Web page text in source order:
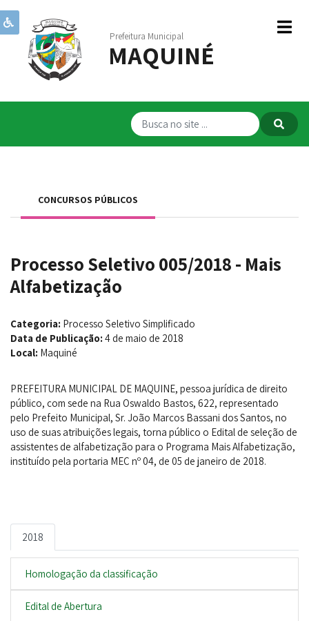
Prefeitura Municipal
MAQUINÉ
Institucional
Governo
Serviços
Servidores
CONCURSOS PÚBLICOS
Processo Seletivo 005/2018 - Mais
Alfabetização
Categoria: Processo Seletivo Simplificado
Data de Publicação: 4 de maio de 2018
Local: Maquiné
PREFEITURA MUNICIPAL DE MAQUINE, pessoa jurídica de direito
público, com sede na Rua Oswaldo Bastos, 622, representado
pelo Prefeito Municipal, Sr. João Marcos Bassani dos Santos, no
uso de suas atribuições legais, torna público o Edital de seleção de
assistentes de alfabetização para o Programa Mais Alfabetização,
instituído pela portaria MEC nº 04, de 05 de janeiro de 2018.
2018
Homologação da classificação
Edital de Abertura